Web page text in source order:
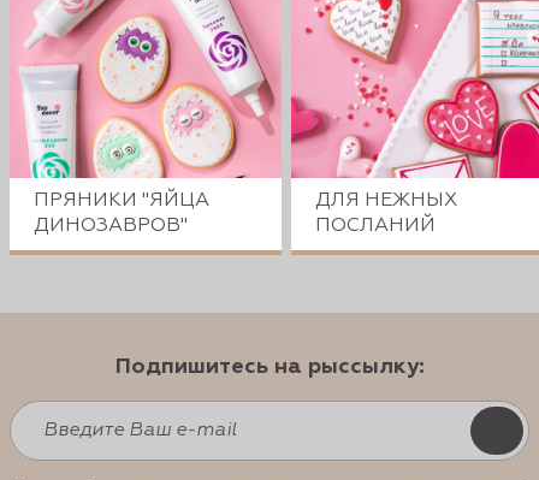
ПРЯНИКИ "ЯЙЦА
ДИНОЗАВРОВ"
ДЛЯ НЕЖНЫХ
ПОСЛАНИЙ
Подпишитесь на рыссылку: